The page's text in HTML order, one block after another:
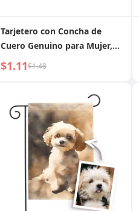
Tarjetero con Concha de
Cuero Genuino para Mujer,
Titular de Identificación Ultra
Delgado Compacto, Recién
Licencia de Conducir de Piel
de Vacuno, Gran Capacidad,
Múltiples Posiciones para
Tarjetas
$1.11$1.48